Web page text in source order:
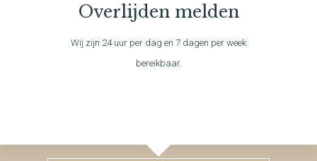
Overlijden melden
Wij zijn 24 uur per dag en 7 dagen per week
bereikbaar.